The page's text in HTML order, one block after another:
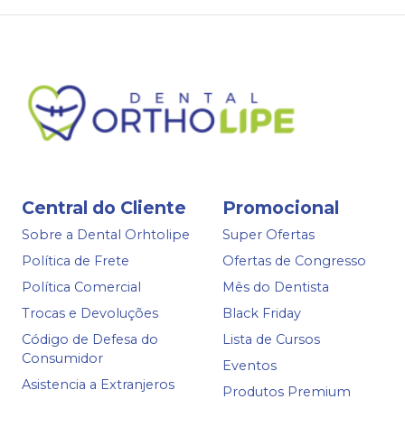
Central do Cliente
Sobre a Dental Orhtolipe
Política de Frete
Política Comercial
Trocas e Devoluções
Código de Defesa do
Consumidor
Asistencia a Extranjeros
Promocional
Super Ofertas
Ofertas de Congresso
Mês do Dentista
Black Friday
Lista de Cursos
Eventos
Produtos Premium